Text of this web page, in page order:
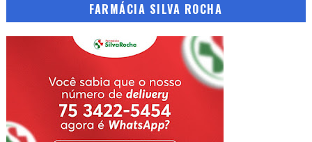
FARMÁCIA SILVA ROCHA